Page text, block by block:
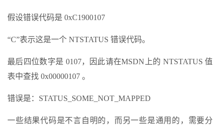
假设错误代码是 0xC1900107
“C”表示这是一个 NTSTATUS 错误代码。
最后四位数字是 0107，因此请在MSDN上的 NTSTATUS 值
表中查找 0x00000107 。
错误是：STATUS_SOME_NOT_MAPPED
一些结果代码是不言自明的，而另一些是通用的，需要分